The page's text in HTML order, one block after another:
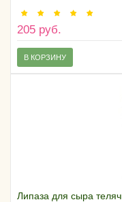
205 руб.
В КОРЗИНУ
Липаза для сыра